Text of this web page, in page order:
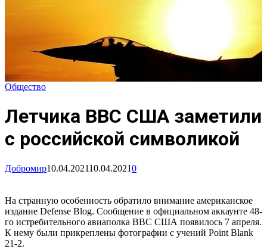
Общество
Летчика ВВС США заметили
с российской символикой
Добромир10.04.202110.04.20210
На странную особенность обратило внимание американское
издание Defense Blog. Сообщение в официальном аккаунте 48-
го истребительного авиаполка ВВС США появилось 7 апреля.
К нему были прикреплены фотографии с учений Point Blank
21-2.